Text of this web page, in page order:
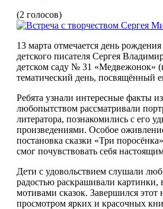
(2 голосов)
13 марта отмечается день рождения
детского писателя Сергея
детском саду № 31 «Медвежонок»
тематический день, посвящённый
Ребята узнали интересные факты
любопытством рассматривали
литератора, познакомились с его
произведениями. Особое
постановка сказки «Три
смог почувствовать себя
Дети с удовольствием слушали
радостью раскрашивали картинки,
мотивами сказок. Завершился
просмотром ярких и красочных